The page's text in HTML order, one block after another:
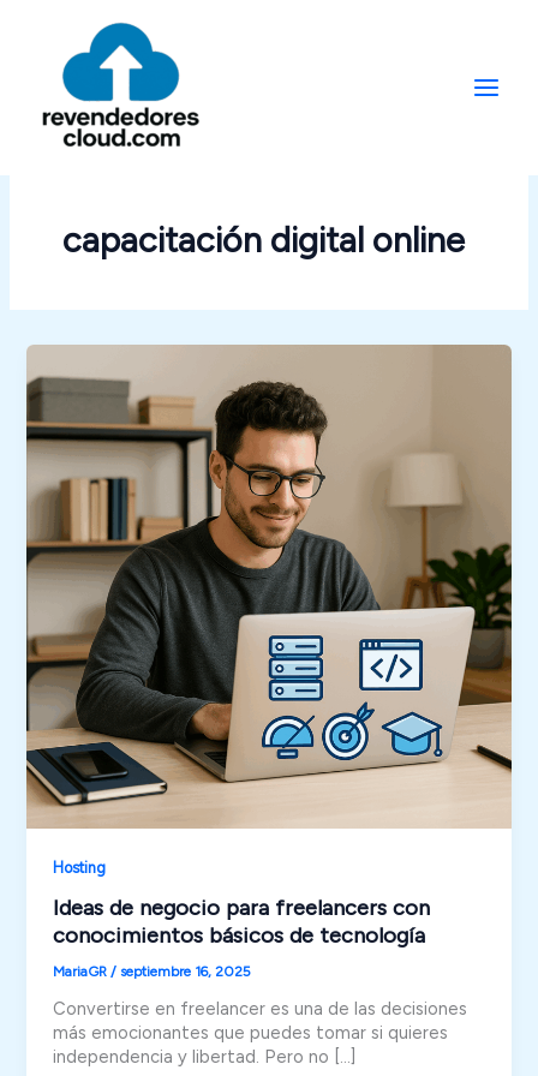
contenido
capacitación digital online
Hosting
Ideas de negocio para freelancers con
conocimientos básicos de tecnología
MariaGR/septiembre 16, 2025
Convertirse en freelancer es una de las decisiones
más emocionantes que puedes tomar si quieres
independencia y libertad. Pero no […]